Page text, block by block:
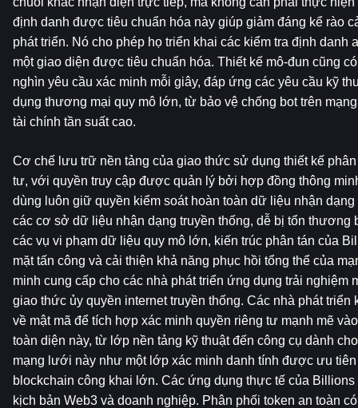
định danh được tiêu chuẩn hóa này giúp giảm đáng kể rào
phát triển. Nó cho phép họ triển khai các kiểm tra định danh
một giao diện được tiêu chuẩn hóa. Thiết kế mô-đun cũng
nghìn yêu cầu xác minh mỗi giây, đáp ứng các yêu cầu kỹ
dụng thương mại quy mô lớn, từ bảo vệ chống bot trên
tài chính tần suất cao.
Cơ chế lưu trữ nền tảng của giao thức sử dụng thiết kế
tư, với quyền truy cập được quản lý bởi hợp đồng thông
dùng luôn giữ quyền kiểm soát hoàn toàn dữ liệu nhận
các cơ sở dữ liệu nhận dạng truyền thống, dễ bị tổn thương
các vụ vi phạm dữ liệu quy mô lớn, kiến ​​trúc phân tán của
mặt tấn công và cải thiện khả năng phục hồi tổng thể của
minh cung cấp cho các nhà phát triển ứng dụng trải
giao thức ủy quyền internet truyền thống. Các nhà phát triển
về mật mã để tích hợp xác minh quyền riêng tư mạnh mẽ
toàn diện này, từ lớp nền tảng kỹ thuật đến công cụ dành
mạng lưới này như một lớp xác minh danh tính được ưu
blockchain công khai lớn. Các ứng dụng thực tế của
kịch bản Web3 và doanh nghiệp. Phân phối token an toàn